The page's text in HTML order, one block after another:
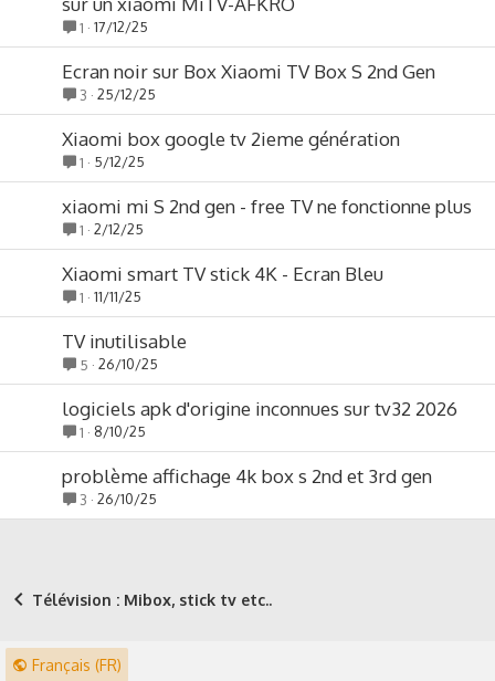
1 17/12/25
Ecran noir sur Box Xiaomi TV Box S 2nd Gen
3 25/12/25
Xiaomi box google tv 2ieme génération
1 5/12/25
xiaomi mi S 2nd gen - free TV ne fonctionne plus
1 2/12/25
Xiaomi smart TV stick 4K - Ecran Bleu
1 11/11/25
TV inutilisable
5 26/10/25
logiciels apk d'origine inconnues sur tv32 2026
1 8/10/25
problème affichage 4k box s 2nd et 3rd gen
3 26/10/25
Télévision : Mibox, stick tv etc..
Français (FR)